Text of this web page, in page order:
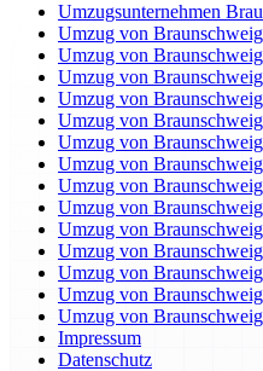
Umzugsunternehmen
Umzug von
Umzug von
Umzug von
Umzug von
Umzug von
Umzug von
Umzug von
Umzug von
Umzug von
Umzug von Braunschweig
Umzug von
Umzug von
Umzug von
Umzug von
Impressum
Datenschutz